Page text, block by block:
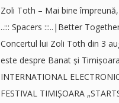
Zoli Toth – Mai bine
..::: Spacers :::..|Better
Concertul lui Zoli Toth din 3
este despre Banat și Timișoara
INTERNATIONAL
FESTIVAL TIMIȘOARA